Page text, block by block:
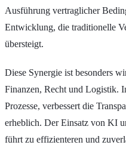
Ausführung vertraglicher
Entwicklung, die traditionelle
übersteigt.
Diese Synergie ist besonders
Finanzen, Recht und Logistik.
Prozesse, verbessert die
erheblich. Der Einsatz von KI
führt zu effizienteren und